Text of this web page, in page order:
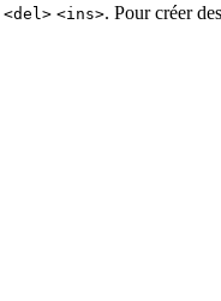
<del> <ins>. Pour créer